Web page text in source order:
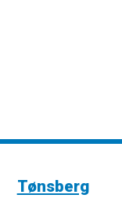
Tønsberg